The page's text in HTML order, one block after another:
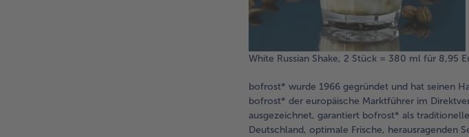
White Russian Shake, 2 Stück = 380 ml für 8,95
bofrost* wurde 1966 gegründet und hat seinen
bofrost* der europäische Marktführer im
ausgezeichnet, garantiert bofrost* als
Deutschland, optimale Frische, herausragenden